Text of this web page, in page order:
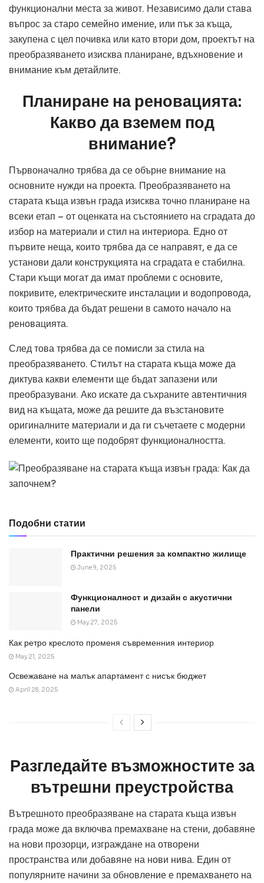
функционални места за живот. Независимо дали става
въпрос за старо семейно имение, или пък за къща,
закупена с цел почивка или като втори дом, проектът на
преобразяването изисква планиране, вдъхновение и
внимание към детайлите.
Планиране на реновацията:
Какво да вземем под
внимание?
Първоначално трябва да се обърне внимание на
основните нужди на проекта. Преобразяването на
старата къща извън града изисква точно планиране на
всеки етап – от оценката на състоянието на сградата до
избор на материали и стил на интериора. Едно от
първите неща, които трябва да се направят, е да се
установи дали конструкцията на сградата е стабилна.
Стари къщи могат да имат проблеми с основите,
покривите, електрическите инсталации и водопровода,
които трябва да бъдат решени в самото начало на
реновацията.
След това трябва да се помисли за стила на
преобразяването. Стилът на старата къща може да
диктува какви елементи ще бъдат запазени или
преобразувани. Ако искате да съхраните автентичния
вид на къщата, може да решите да възстановите
оригиналните материали и да ги съчетаете с модерни
елементи, които ще подобрят функционалността.
Подобни статии
Практични решения за компактно жилище
June 9, 2025
Функционалност и дизайн с акустични
панели
May 27, 2025
Как ретро креслото променя съвременния интериор
May 21, 2025
Освежаване на малък апартамент с нисък бюджет
April 28, 2025
Разгледайте възможностите за
вътрешни преустройства
Вътрешното преобразяване на старата къща извън
града може да включва премахване на стени, добавяне
на нови прозорци, изграждане на отворени
пространства или добавяне на нови нива. Един от
популярните начини за обновление е премахването на